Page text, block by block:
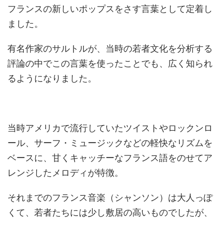
フランスの新しいポップスをさす言葉として定着し
ました。
有名作家のサルトルが、当時の若者文化を分析する
評論の中でこの言葉を使ったことでも、広く知られ
るようになりました。
当時アメリカで流行していたツイストやロックンロ
ール、サーフ・ミュージックなどの軽快なリズムを
ベースに、甘くキャッチーなフランス語をのせてア
レンジしたメロディが特徴。
それまでのフランス音楽（シャンソン）は大人っぽ
くて、若者たちには少し敷居の高いものでしたが、